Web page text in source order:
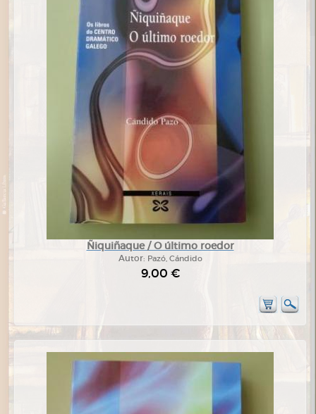
Ñiquiñaque / O último roedor
Autor: Pazó, Cándido
9,00 €